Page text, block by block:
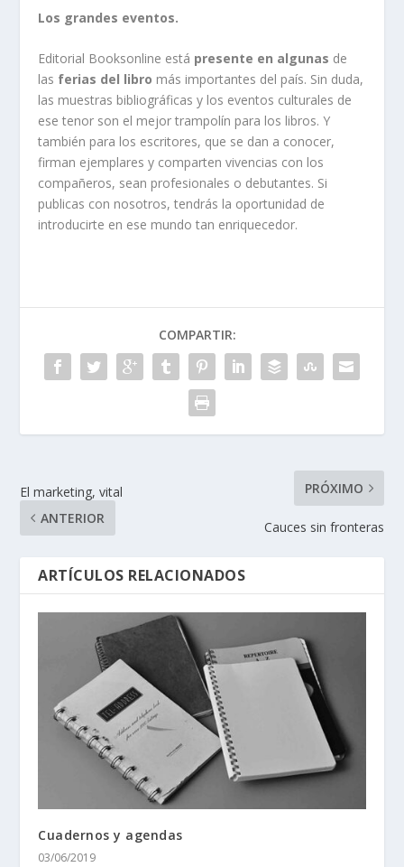
Los grandes eventos.
Editorial Booksonline está presente en algunas de
las ferias del libro más importantes del país. Sin duda,
las muestras bibliográficas y los eventos culturales de
ese tenor son el mejor trampolín para los libros. Y
también para los escritores, que se dan a conocer,
firman ejemplares y comparten vivencias con los
compañeros, sean profesionales o debutantes. Si
publicas con nosotros, tendrás la oportunidad de
introducirte en ese mundo tan enriquecedor.
COMPARTIR:
El marketing, vital
ANTERIOR
PRÓXIMO
Cauces sin fronteras
ARTÍCULOS RELACIONADOS
Cuadernos y agendas
03/06/2019